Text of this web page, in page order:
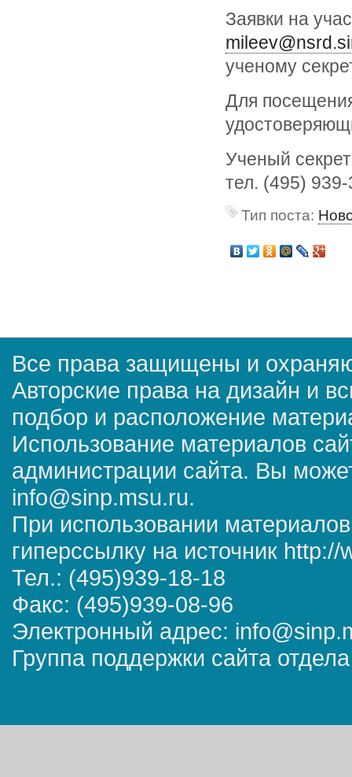
Заявки на
ученому
Для
Ученый
тел. (495)
Тип поста:
Все права защищены и
Авторские права на дизайн и
подбор и расположение
Использование материалов
администрации сайта. Вы
info@sinp.msu.ru.
При использовании
гиперссылку на источник
Тел.: (495)939-18-18
Факс: (495)939-08-96
Электронный адрес:
Группа поддержки сайта